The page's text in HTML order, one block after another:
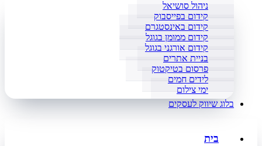
ניהול סושיאל
קידום בפייסבוק
קידום באינסטגרם
קידום ממומן בגוגל
קידום אורגני בגוגל
בניית אתרים
פרסום בטיקטוק
לידים חמים
ימי צילום
בלוג שיווק לעסקים
בית